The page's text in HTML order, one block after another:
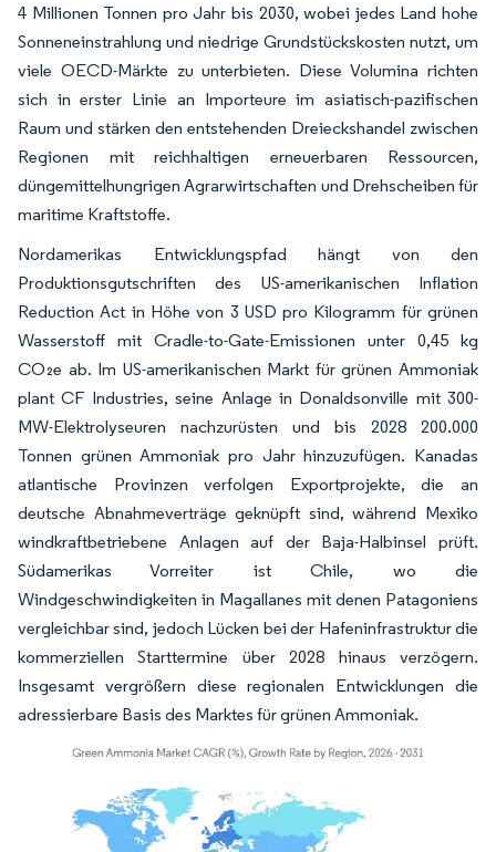
4 Millionen Tonnen pro Jahr bis 2030, wobei jedes Land hohe
Sonneneinstrahlung und niedrige Grundstückskosten nutzt, um
viele OECD-Märkte zu unterbieten. Diese Volumina richten
sich in erster Linie an Importeure im asiatisch-pazifischen
Raum und stärken den entstehenden Dreieckshandel zwischen
Regionen mit reichhaltigen erneuerbaren Ressourcen,
düngemittelhungrigen Agrarwirtschaften und Drehscheiben für
maritime Kraftstoffe.
Nordamerikas Entwicklungspfad hängt von den
Produktionsgutschriften des US-amerikanischen Inflation
Reduction Act in Höhe von 3 USD pro Kilogramm für grünen
Wasserstoff mit Cradle-to-Gate-Emissionen unter 0,45 kg
CO₂e ab. Im US-amerikanischen Markt für grünen Ammoniak
plant CF Industries, seine Anlage in Donaldsonville mit 300-
MW-Elektrolyseuren nachzurüsten und bis 2028 200.000
Tonnen grünen Ammoniak pro Jahr hinzuzufügen. Kanadas
atlantische Provinzen verfolgen Exportprojekte, die an
deutsche Abnahmeverträge geknüpft sind, während Mexiko
windkraftbetriebene Anlagen auf der Baja-Halbinsel prüft.
Südamerikas Vorreiter ist Chile, wo die
Windgeschwindigkeiten in Magallanes mit denen Patagoniens
vergleichbar sind, jedoch Lücken bei der Hafeninfrastruktur die
kommerziellen Starttermine über 2028 hinaus verzögern.
Insgesamt vergrößern diese regionalen Entwicklungen die
adressierbare Basis des Marktes für grünen Ammoniak.